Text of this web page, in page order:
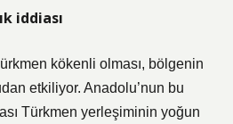
iddiası
kökenli olması, bölgenin
etkiliyor. Anadolu’nun bu
Türkmen yerleşiminin yoğun